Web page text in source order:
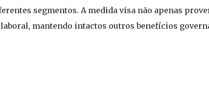
segmentos. A medida visa não apenas
mantendo intactos outros benefícios